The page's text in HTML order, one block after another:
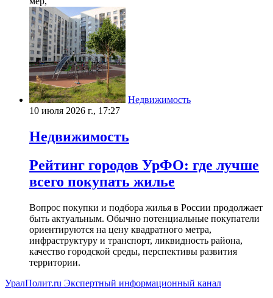
Недвижимость
10 июля 2026 г., 17:27
Недвижимость
Рейтинг городов УрФО: где лучше
всего покупать жилье
Вопрос покупки и подбора жилья в России продолжает
быть актуальным. Обычно потенциальные покупатели
ориентируются на цену квадратного метра,
инфраструктуру и транспорт, ликвидность района,
качество городской среды, перспективы развития
территории.
УралПолит.ru Экспертный информационный канал